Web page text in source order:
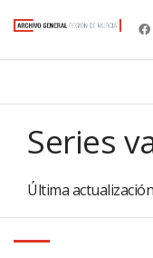
Series
Última